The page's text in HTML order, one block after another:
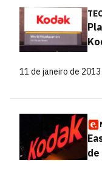
11 de janeiro de
de